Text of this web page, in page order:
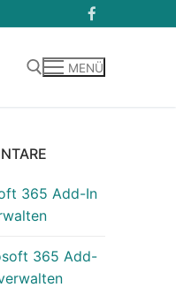
MENÜ
365 Add-In
365 Add-